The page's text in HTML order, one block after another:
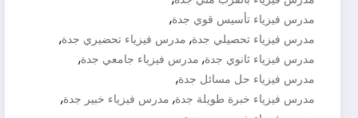
مدرس فيزياء تأسيس قوي جدة,
مدرس فيزياء تحصيلي جدة, مدرس فيزياء تحضيري جدة,
مدرس فيزياء ثانوي جدة, مدرس فيزياء جامعي جدة,
مدرس فيزياء حل مسائل جدة,
مدرس فيزياء خبرة طويلة جدة, مدرس فيزياء خبير جدة,